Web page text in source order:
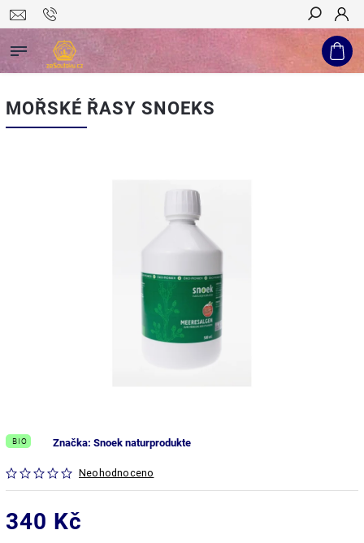
Hledat
MOŘSKÉ ŘASY SNOEKS
BIO
Neohodnoceno
Značka: Snoek naturprodukte
340 Kč